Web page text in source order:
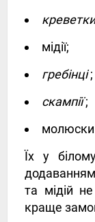
креветки
мідії;
гребінці;
скампії;
молюски
Їх у
та мідій
краще